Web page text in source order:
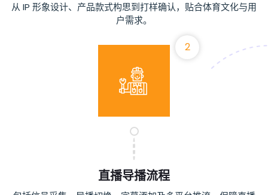
从 IP 形象设计、产品款式构思到打样确认，贴合体育文化与用
户需求。
2
直播导播流程